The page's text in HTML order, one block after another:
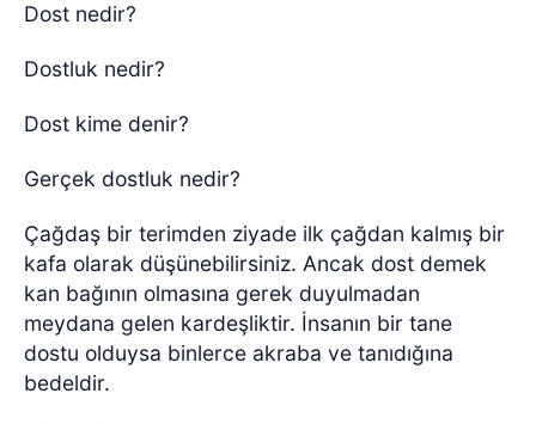
Dost nedir?
Dostluk nedir?
Dost kime denir?
Gerçek dostluk nedir?
Çağdaş bir terimden ziyade ilk çağdan kalmış bir
kafa olarak düşünebilirsiniz. Ancak dost demek
kan bağının olmasına gerek duyulmadan
meydana gelen kardeşliktir. İnsanın bir tane
dostu olduysa binlerce akraba ve tanıdığına
bedeldir.